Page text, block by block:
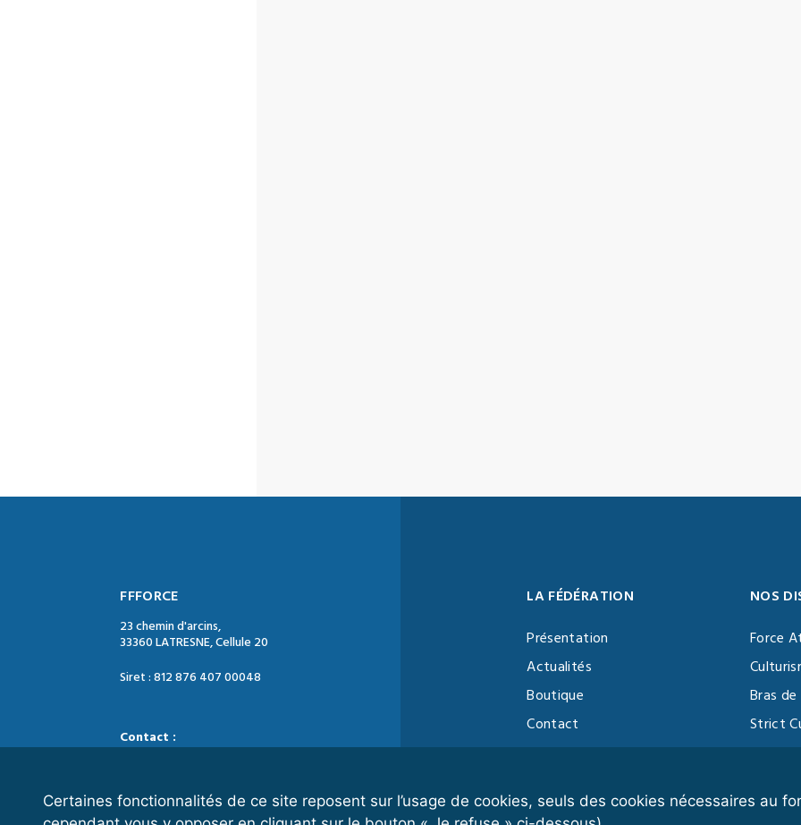
Certaines fonctionnalités de ce site reposent sur l’usage de cookies, seuls des cookies nécessaires au
FFFORCE
23 chemin d'arcins,
33360 LATRESNE, Cellule 20
Siret : 812 876 407 00048
Contact :
LA FÉDÉRATION
Présentation
Actualités
Boutique
Contact
Vidéothèque
NOS
Force
Bras
Strict